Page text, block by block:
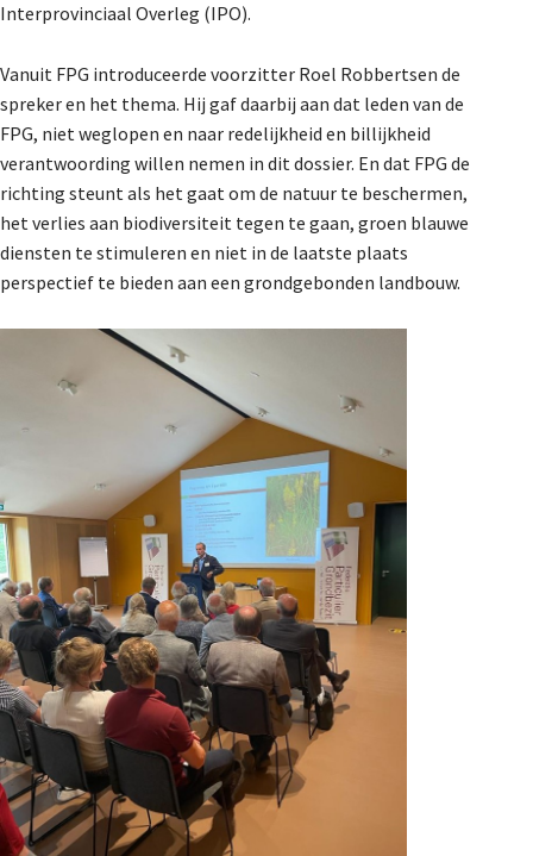
Interprovinciaal Overleg (IPO).
Vanuit FPG introduceerde voorzitter Roel Robbertsen de
spreker en het thema. Hij gaf daarbij aan dat leden van de
FPG, niet weglopen en naar redelijkheid en billijkheid
verantwoording willen nemen in dit dossier. En dat FPG de
richting steunt als het gaat om de natuur te beschermen,
het verlies aan biodiversiteit tegen te gaan, groen blauwe
diensten te stimuleren en niet in de laatste plaats
perspectief te bieden aan een grondgebonden landbouw.